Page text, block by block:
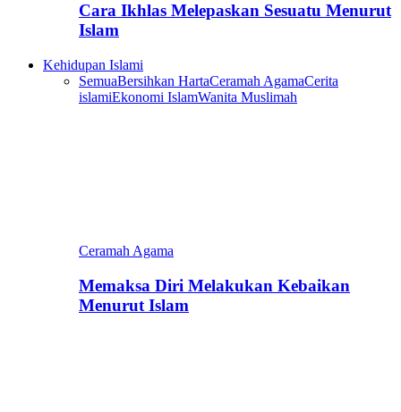
Cara Ikhlas Melepaskan Sesuatu Menurut
Islam
Kehidupan Islami
SemuaBersihkan HartaCeramah AgamaCerita
islamiEkonomi IslamWanita Muslimah
Ceramah Agama
Memaksa Diri Melakukan Kebaikan
Menurut Islam